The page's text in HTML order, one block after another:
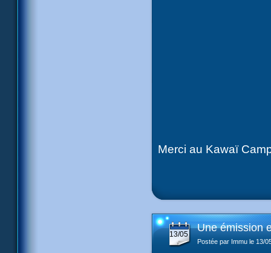
Merci au Kawaï
13/05
Une émission
Postée par Immu le 13/